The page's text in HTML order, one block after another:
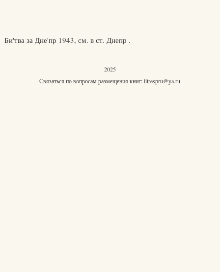
Би'тва за Дне'пр 1943, см. в ст. Днепр .
2025
Связаться по вопросам размещения книг:litrespru@ya.ru